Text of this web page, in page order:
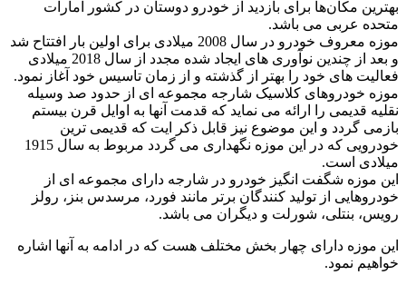
بهترین مکان‌ها برای بازدید از خودرو دوستان در کشور امارات
متحده عربی می باشد.
موزه معروف خودرو در سال 2008 میلادی برای اولین بار افتتاح شد
و بعد از چندین نوآوری های ایجاد شده مجدد از سال 2018 میلادی
فعالیت های خود را بهتر از گذشته و از زمان تاسیس خود آغاز نمود.
موزه خودروهای کلاسیک شارجه مجموعه ‌ای از حدود صد وسیله
نقلیه قدیمی را ارائه می نماید که قدمت آنها به اوایل قرن بیستم
بازمی‌ گردد و این موضوع نیز قابل ذکر ایت که قدیمی‌ ترین
خودرویی که در این موزه نگهداری می گردد مربوط به سال 1915
میلادی است.
این موزه شگفت‌ انگیز خودرو در شارجه دارای مجموعه ‌ای از
خودروهایی از تولید کنندگان برتر مانند فورد، مرسدس بنز، رولز
رویس، بنتلی، شورلت و دیگران می باشد.
این موزه دارای چهار بخش مختلف هست که در ادامه به آنها اشاره
خواهیم نمود.